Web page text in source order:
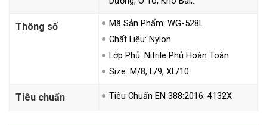
Thông số
Mã Sản Phẩm: WG-528L
Chất Liệu: Nylon
Lớp Phủ: Nitrile Phủ Hoàn Toàn
Size: M/8, L/9, XL/10
Tiêu chuẩn Tiêu Chuẩn EN 388:2016: 4132X